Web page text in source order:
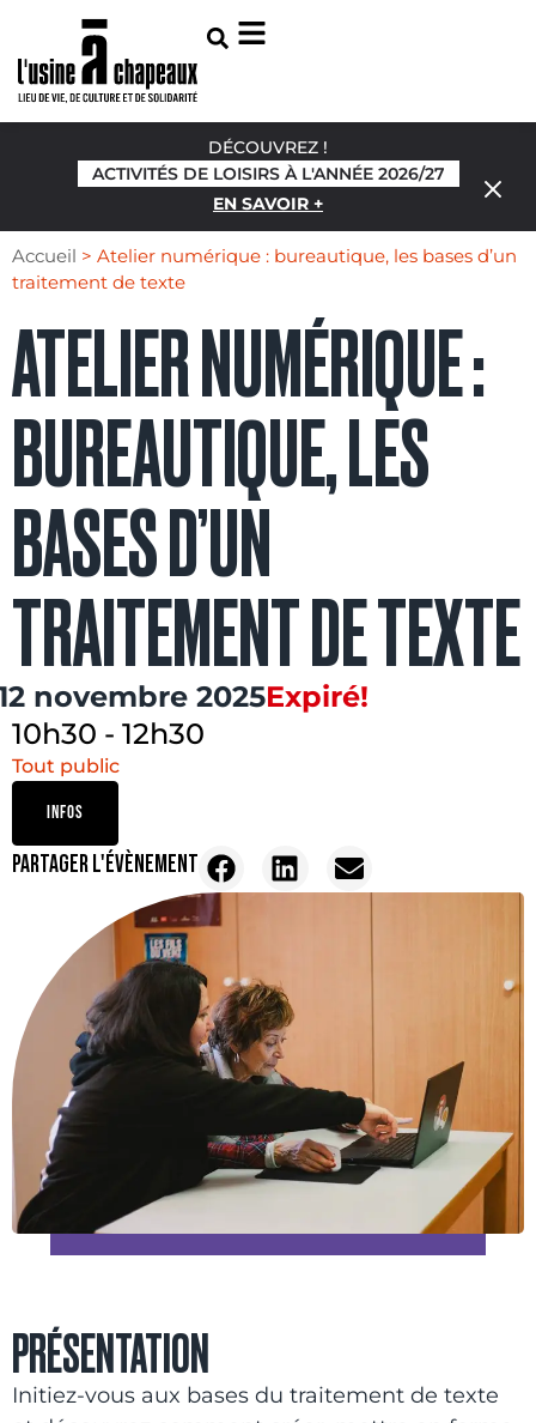
DÉCOUVREZ !
ACTIVITÉS DE LOISIRS À L'ANNÉE 2026/27
EN SAVOIR +
Accueil > Atelier numérique : bureautique, les bases d’un
traitement de texte
ATELIER NUMÉRIQUE :
BUREAUTIQUE, LES
BASES D’UN
TRAITEMENT DE TEXTE
novembre 2025Expiré!
10h30 - 12h30
Tout public
INFOS
PARTAGER L'ÉVÈNEMENT
PRÉSENTATION
Initiez-vous aux bases du traitement de texte